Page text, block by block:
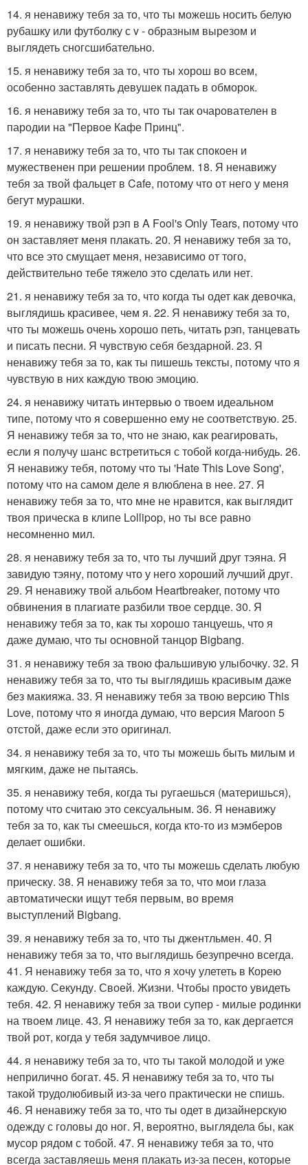
14. я ненавижу тебя за то, что ты можешь носить белую
рубашку или футболку с v - образным вырезом и
выглядеть сногсшибательно.
15. я ненавижу тебя за то, что ты хорош во всем,
особенно заставлять девушек падать в обморок.
16. я ненавижу тебя за то, что ты так очарователен в
пародии на "Первое Кафе Принц".
17. я ненавижу тебя за то, что ты так спокоен и
мужественен при решении проблем. 18. Я ненавижу
тебя за твой фальцет в Cafe, потому что от него у меня
бегут мурашки.
19. я ненавижу твой рэп в A Fool's Only Tears, потому что
он заставляет меня плакать. 20. Я ненавижу тебя за то,
что все это смущает меня, независимо от того,
действительно тебе тяжело это сделать или нет.
21. я ненавижу тебя за то, что когда ты одет как девочка,
выглядишь красивее, чем я. 22. Я ненавижу тебя за то,
что ты можешь очень хорошо петь, читать рэп, танцевать
и писать песни. Я чувствую себя бездарной. 23. Я
ненавижу тебя за то, как ты пишешь тексты, потому что я
чувствую в них каждую твою эмоцию.
24. я ненавижу читать интервью о твоем идеальном
типе, потому что я совершенно ему не соответствую. 25.
Я ненавижу тебя за то, что не знаю, как реагировать,
если я получу шанс встретиться с тобой когда-нибудь. 26.
Я ненавижу тебя, потому что ты 'Hate This Love Song',
потому что на самом деле я влюблена в нее. 27. Я
ненавижу тебя за то, что мне не нравится, как выглядит
твоя прическа в клипе Lollipop, но ты все равно
несомненно мил.
28. я ненавижу тебя за то, что ты лучший друг тэяна. Я
завидую тэяну, потому что у него хороший лучший друг.
29. Я ненавижу твой альбом Heartbreaker, потому что
обвинения в плагиате разбили твое сердце. 30. Я
ненавижу тебя за то, как ты хорошо танцуешь, что я
даже думаю, что ты основной танцор Bigbang.
31. я ненавижу тебя за твою фальшивую улыбочку. 32. Я
ненавижу тебя за то, что ты выглядишь красивым даже
без макияжа. 33. Я ненавижу тебя за твою версию This
Love, потому что я иногда думаю, что версия Maroon 5
отстой, даже если это оригинал.
34. я ненавижу тебя за то, что ты можешь быть милым и
мягким, даже не пытаясь.
35. я ненавижу тебя, когда ты ругаешься (материшься),
потому что считаю это сексуальным. 36. Я ненавижу
тебя за то, как ты смеешься, когда кто-то из мэмберов
делает ошибки.
37. я ненавижу тебя за то, что ты можешь сделать любую
прическу. 38. Я ненавижу тебя за то, что мои глаза
автоматически ищут тебя первым, во время
выступлений Bigbang.
39. я ненавижу тебя за то, что ты джентльмен. 40. Я
ненавижу тебя за то, что выглядишь безупречно всегда.
41. Я ненавижу тебя за то, что я хочу улететь в Корею
каждую. Секунду. Своей. Жизни. Чтобы просто увидеть
тебя. 42. Я ненавижу тебя за твои супер - милые родинки
на твоем лице. 43. Я ненавижу тебя за то, как дергается
твой рот, когда у тебя задумчивое лицо.
44. я ненавижу тебя за то, что ты такой молодой и уже
неприлично богат. 45. Я ненавижу тебя за то, что ты
такой трудолюбивый из-за чего практически не спишь.
46. Я ненавижу тебя за то, что ты одет в дизайнерскую
одежду с головы до ног. Я, вероятно, выглядела бы, как
мусор рядом с тобой. 47. Я ненавижу тебя за то, что
всегда заставляешь меня плакать из-за песен, которые